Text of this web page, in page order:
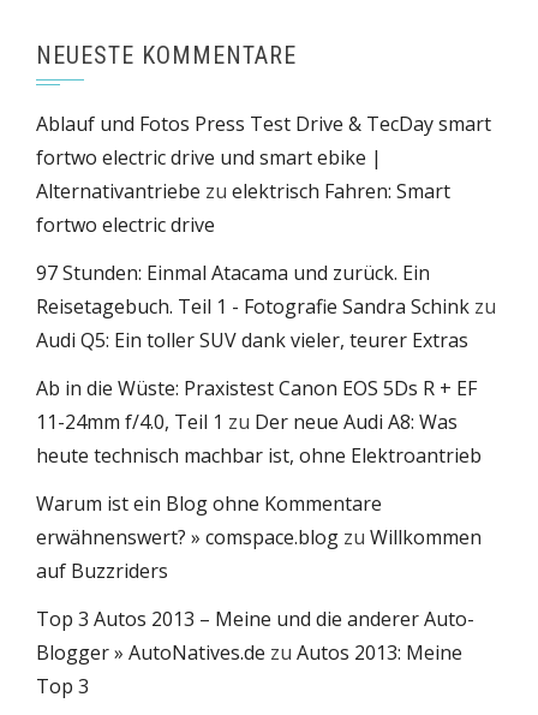
NEUESTE KOMMENTARE
Ablauf und Fotos Press Test Drive & TecDay smart
fortwo electric drive und smart ebike |
Alternativantriebe zu elektrisch Fahren: Smart
fortwo electric drive
97 Stunden: Einmal Atacama und zurück. Ein
Reisetagebuch. Teil 1 - Fotografie Sandra Schink zu
Audi Q5: Ein toller SUV dank vieler, teurer Extras
Ab in die Wüste: Praxistest Canon EOS 5Ds R + EF
11-24mm f/4.0, Teil 1 zu Der neue Audi A8: Was
heute technisch machbar ist, ohne Elektroantrieb
Warum ist ein Blog ohne Kommentare
erwähnenswert? » comspace.blog zu Willkommen
auf Buzzriders
Top 3 Autos 2013 – Meine und die anderer Auto-
Blogger » AutoNatives.de zu Autos 2013: Meine
Top 3